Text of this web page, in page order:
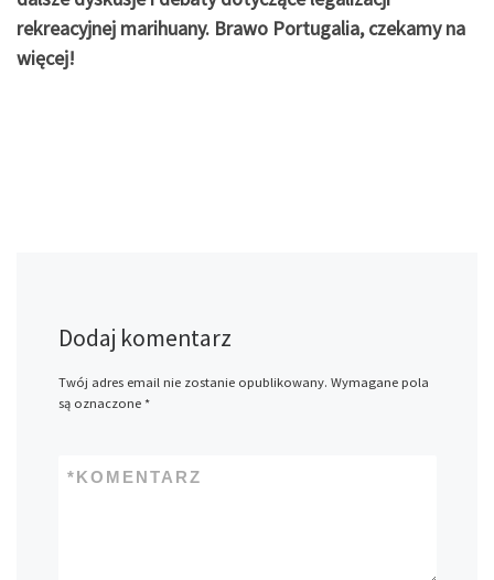
rekreacyjnej marihuany. Brawo Portugalia, czekamy na
więcej!
Dodaj komentarz
Twój adres email nie zostanie opublikowany. Wymagane pola
są oznaczone *
KOMENTARZ
*